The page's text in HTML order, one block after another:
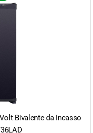
Bivalente da Incasso